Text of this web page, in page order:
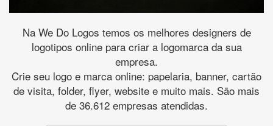
Na We Do Logos temos os melhores designers de
logotipos online para criar a logomarca da sua
empresa.
Crie seu logo e marca online: papelaria, banner, cartão
de visita, folder, flyer, website e muito mais. São mais
de 36.612 empresas atendidas.